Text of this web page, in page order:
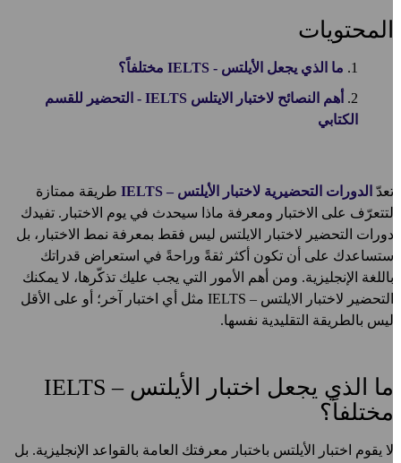
المحتويات
ما الذي يجعل الأيلتس - IELTS مختلفاً؟
أهم النصائح لاختبار الايتلس IELTS - التحضير للقسم
الكتابي
تعدّالدورات التحضيرية لاختبار الأيلتس – IELTS
طريقة ممتازة
لتتعرّف على الاختبار ومعرفة ماذا سيحدث في يوم الاختبار. تفيدك
دورات التحضير لاختبار الايلتس ليس فقط بمعرفة نمط الاختبار، بل
ستساعدك على أن تكون أكثر ثقةً وراحةً في استعراض قدراتك
باللغة الإنجليزية. ومن أهم الأمور التي يجب عليك تذكّرها، لا يمكنك
التحضير لاختبار الايلتس – IELTS مثل أي اختبار آخر؛ أو على الأقل
ليس بالطريقة التقليدية نفسها.
ما الذي يجعل اختبار الأيلتس – IELTS
مختلفاً؟
لا يقوم اختبار الأيلتس باختبار معرفتك العامة بالقواعد الإنجليزية. بل